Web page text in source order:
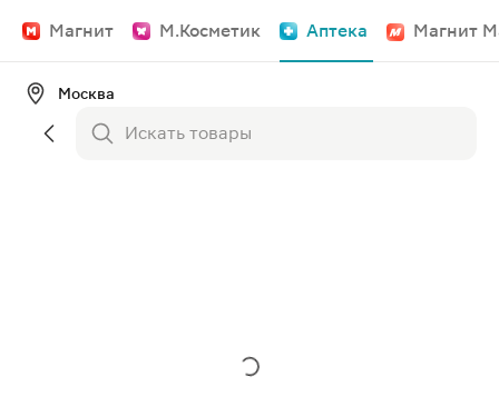
Магнит М.Косметик Аптека Магнит
Москва